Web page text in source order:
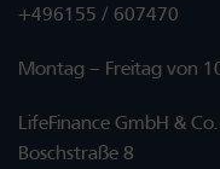
+496155 / 607470
Montag – Freitag von
LifeFinance GmbH & Co.
Boschstraße 8